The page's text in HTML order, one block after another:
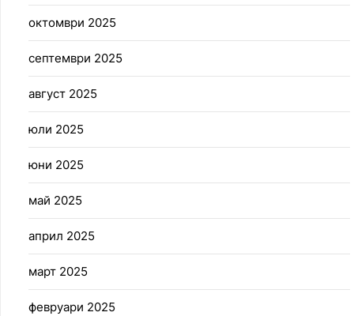
октомври 2025
септември 2025
август 2025
юли 2025
юни 2025
май 2025
април 2025
март 2025
февруари 2025